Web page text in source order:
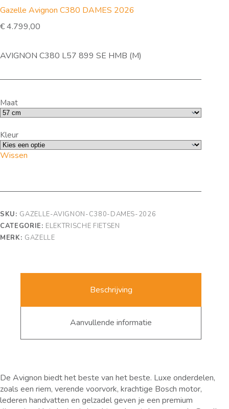
Gazelle Avignon C380 DAMES 2026
€4.799,00
AVIGNON C380 L57 899 SE HMB (M)
Maat
Kleur
Wissen
SKU: GAZELLE-AVIGNON-C380-DAMES-2026
CATEGORIE: ELEKTRISCHE FIETSEN
MERK: GAZELLE
Beschrijving
Aanvullende informatie
De Avignon biedt het beste van het beste. Luxe onderdelen,
zoals een riem, verende voorvork, krachtige Bosch motor,
lederen handvatten en gelzadel geven je een premium